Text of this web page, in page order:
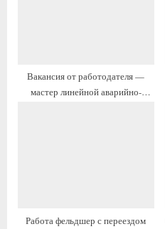
Вакансия от работодателя —
мастер линейной аварийно-
Работа фельдшер с переездом